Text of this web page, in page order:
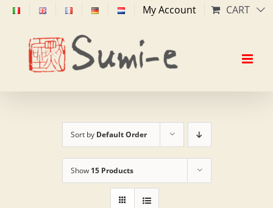
Skip
content
My Account CART
Sort by Default Order
Show 15 Products